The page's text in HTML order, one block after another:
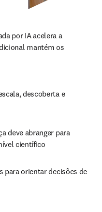
por IA acelera a
mantém os
descoberta e
deve abranger para
científico
para orientar decisões de